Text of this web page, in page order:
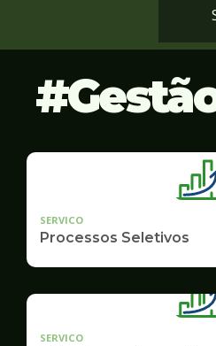
SERVICO
Processos Seletivos
SERVICO